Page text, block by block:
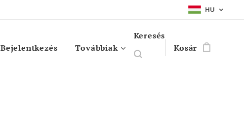
HU
Bejelentkezés Továbbiak
Keresés
Kosár